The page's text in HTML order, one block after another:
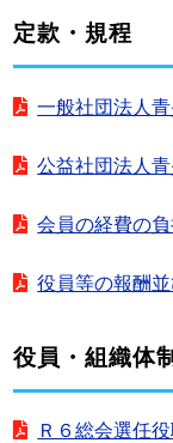
定款・規程
一般社団法人
公益社団法人
会員の経費の
役員等の報酬
役員・組織体制
Ｒ６総会選任